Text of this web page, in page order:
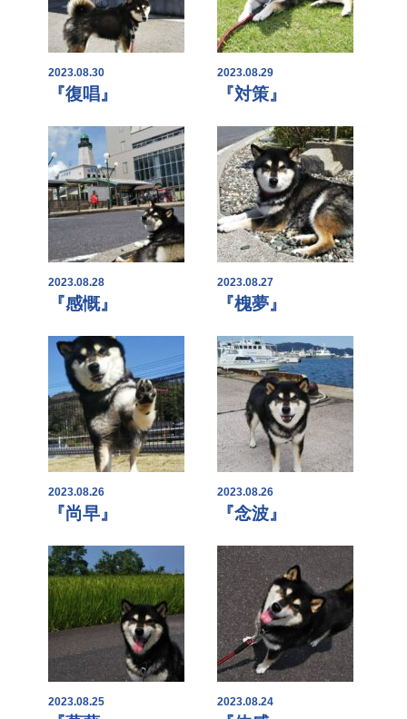
2023.08.30
『復唱』
2023.08.29
『対策』
2023.08.28
『感慨』
2023.08.27
『槐夢』
2023.08.26
『尚早』
2023.08.26
『念波』
2023.08.25 2023.08.24